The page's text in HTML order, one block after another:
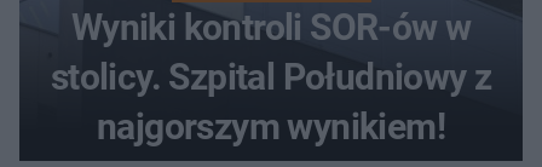
Wyniki kontroli SOR-ów w
stolicy. Szpital Południowy z
najgorszym wynikiem!